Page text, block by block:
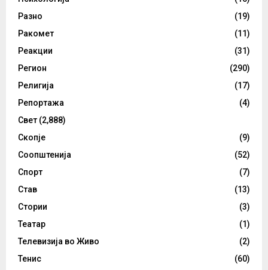
Разно
(19)
Ракомет
(11)
Реакции
(31)
Регион
(290)
Религија
(17)
Репортажа
(4)
Свет (2,888)
Скопје
(9)
Соопштенија
(52)
Спорт
(7)
Став
(13)
Стории
(3)
Театар
(1)
Телевизија во Живо
(2)
Тенис
(60)